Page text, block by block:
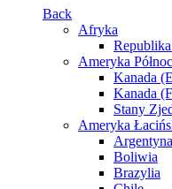
Back
Afryka
Ameryka
Kanada
Kanada
Stany
Ameryka
Argentyna
Boliwia
Brazylia